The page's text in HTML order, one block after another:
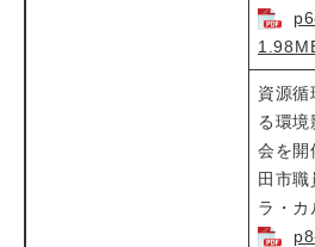
資源循
る環境
会を開
田市職
ラ・カ